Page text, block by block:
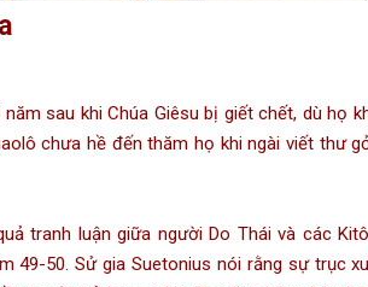
sau khi Chúa Giêsu bị giết chết, dù họ
chưa hề đến thăm họ khi ngài viết thư
tranh luận giữa người Do Thái và các
49-50. Sử gia Suetonius nói rằng sự trục